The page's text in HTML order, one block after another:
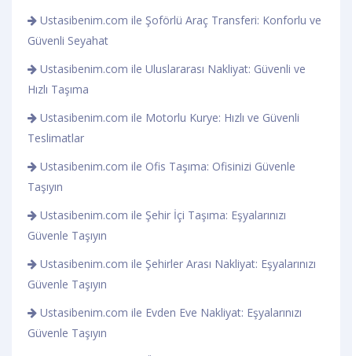
Ustasibenim.com ile Şoförlü Araç Transferi: Konforlu ve
Güvenli Seyahat
Ustasibenim.com ile Uluslararası Nakliyat: Güvenli ve
Hızlı Taşıma
Ustasibenim.com ile Motorlu Kurye: Hızlı ve Güvenli
Teslimatlar
Ustasibenim.com ile Ofis Taşıma: Ofisinizi Güvenle
Taşıyın
Ustasibenim.com ile Şehir İçi Taşıma: Eşyalarınızı
Güvenle Taşıyın
Ustasibenim.com ile Şehirler Arası Nakliyat: Eşyalarınızı
Güvenle Taşıyın
Ustasibenim.com ile Evden Eve Nakliyat: Eşyalarınızı
Güvenle Taşıyın